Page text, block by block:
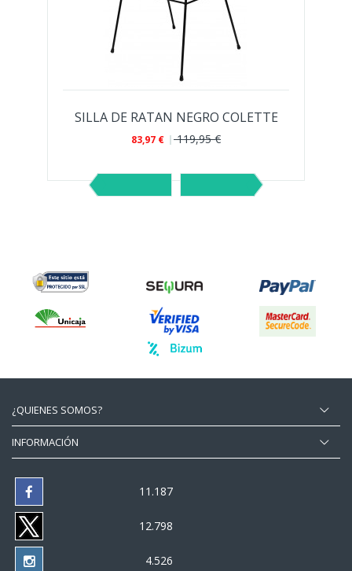
SILLA DE RATAN NEGRO COLETTE
83,97 € 119,95 €
¿QUIENES SOMOS?
INFORMACIÓN
11.187
12.798
4.526